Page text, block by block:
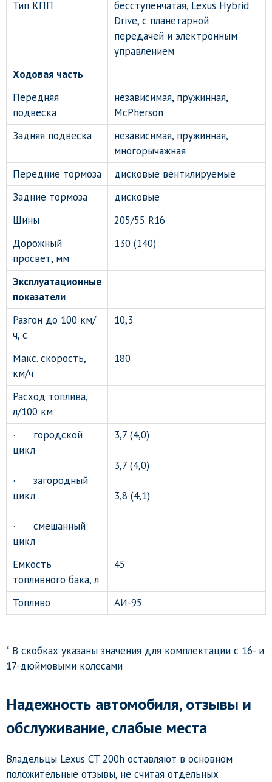
Тип КПП
бесступенчатая, Lexus Hybrid
Drive, с планетарной
передачей и электронным
управлением
Ходовая часть
Передняя
подвеска
независимая, пружинная,
McPherson
Задняя подвеска
независимая, пружинная,
многорычажная
Передние тормоза
дисковые вентилируемые
Задние тормоза
дисковые
Шины
205/55 R16
Дорожный
просвет, мм
130 (140)
Эксплуатационные
показатели
Разгон до 100 км/
ч, с
10,3
Макс. скорость,
км/ч
180
Расход топлива,
л/100 км
· городской
цикл
· загородный
цикл
· смешанный
цикл
3,7 (4,0)
3,7 (4,0)
3,8 (4,1)
Емкость
топливного бака, л
45
Топливо АИ-95
* В скобках указаны значения для комплектации с 16- и
17-дюймовыми колесами
Надежность автомобиля, отзывы и
обслуживание, слабые места
Владельцы Lexus CT 200h оставляют в основном
положительные отзывы, не считая отдельных